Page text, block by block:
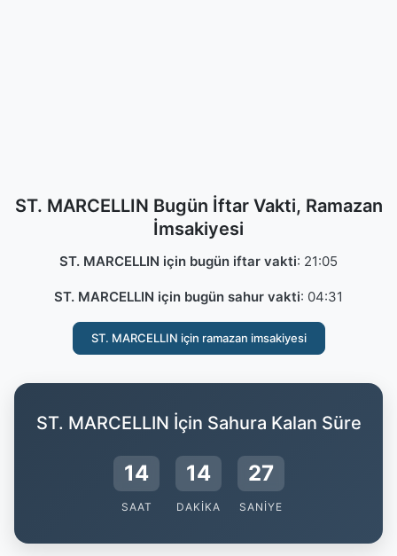
ST. MARCELLIN Bugün İftar Vakti, Ramazan
İmsakiyesi
ST. MARCELLIN için bugün iftar vakti: 21:05
ST. MARCELLIN için bugün sahur vakti: 04:31
ST. MARCELLIN için ramazan imsakiyesi
ST. MARCELLIN İçin Sahura Kalan Süre
14
SAAT
14
DAKIKA
26
SANIYE